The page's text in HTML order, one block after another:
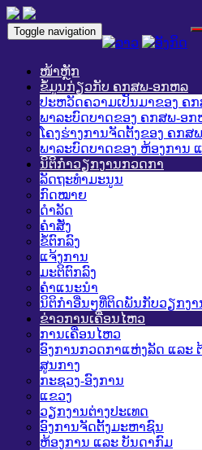
Toggle navigation
ໜ້າຫຼັກ
ຂໍ້ມູນກ່ຽວກັບ ຄກສພ-ອກຫລ
ປະຫວັດຄວາມເປັນມາຂອງ ຄ
ພາລະບົດບາດຂອງ ຄກສພ-ອກ
ໂຄງຮ່າງການຈັດຕັ້ງຂອງ ຄກສ
ພາລະບົດບາດຂອງ ຫ້ອງການ
ນິຕິກໍາວຽກງານກວດກາ
ລັດຖະທໍາມະນູນ
ກົດໝາຍ
ດໍາລັດ
ຄໍາສັ່ງ
ຂໍ້ຕົກລົງ
ແຈ້ງການ
ມະຕິຕົກລົງ
ຄໍາແນະນໍາ
ນິຕິກໍາອື່ນໆທີ່ຕິດພັນກັບວຽກງ
ຂ່າວການເຄື່ອນໄຫວ
ການເຄື່ອນໄຫວ
ອົງການກວດກາແຫ່ງລັດ ແລະ
ສູນກາງ
ກະຊວງ-ອົງການ
ແຂວງ
ວຽກງານຕ່າງປະເທດ
ອົງການຈັດຕັ້ງມະຫາຊົນ
ຫ້ອງການ ແລະ ບັນດາກົມ